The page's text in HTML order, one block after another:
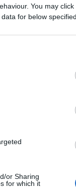
You may
for below
or Sharing
for which it
jelen
– kiváló
kik is a
arab
saját